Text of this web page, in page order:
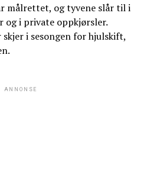
målrettet, og tyvene slår til i
og i private oppkjørsler.
i sesongen for hjulskift,
ANNONSE